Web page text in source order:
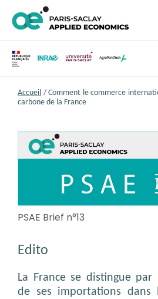
Accueil / Comment le commerce
carbone de la France
PSAE Brief n°13
Edito
La France se distingue
de ses importations dans